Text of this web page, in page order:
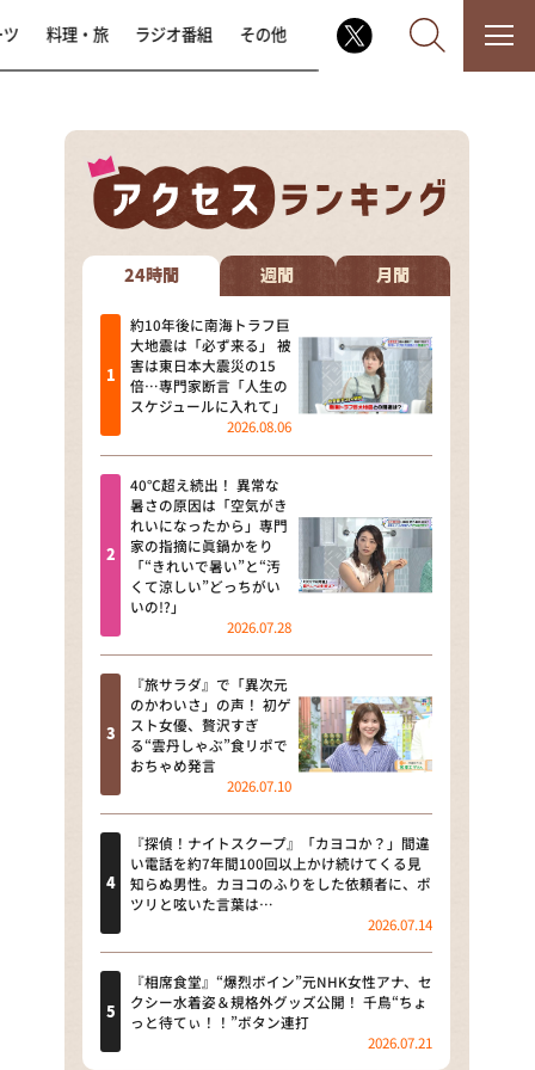
なるみ・岡村の過ぎるTV
相席食堂
これ余談なんですけど・・・
～人生密着トークバラエティ！
～ やすとものいたって真剣です
探偵！ナイトスクープ
news おかえり
河合＆A.B.C-Z塚田×福井アナ
「なんでやねん！？」（news お
かえり）
DAIGOも台所 ～きょうの献立 何
にする？～
本日はダイアンなり！シーズン２
朝だ！生です旅サラダ
教えて！ニュースライブ 正義の
ミカタ
ＬＩＦＥ～夢のカタチ～
新婚さんいらっしゃい！
ポツンと一軒家
ザキ山小屋本館
料理・旅 ラジオ番組 その他
24時間 週間 月間
約10年後に南海トラフ巨
大地震は「必ず来る」 被
害は東日本大震災の15
倍…専門家断言「人生の
スケジュールに入れて」
2026.08.06
40℃超え続出！ 異常な
暑さの原因は「空気がき
れいになったから」専門
家の指摘に眞鍋かをり
「“きれいで暑い”と“汚
くて涼しい”どっちがい
いの!?」
2026.07.28
『旅サラダ』で「異次元
のかわいさ」の声！ 初ゲ
スト女優、贅沢すぎ
る“雲丹しゃぶ”食リポで
おちゃめ発言
2026.07.10
『探偵！ナイトスクープ』「カヨコか？」間違
い電話を約7年間100回以上かけ続けてくる見
知らぬ男性。カヨコのふりをした依頼者に、ポ
ツリと呟いた言葉は…
2026.07.14
『相席食堂』“爆烈ボイン”元NHK女性アナ、セ
クシー水着姿＆規格外グッズ公開！ 千鳥“ちょ
っと待てぃ！！”ボタン連打
2026.07.21